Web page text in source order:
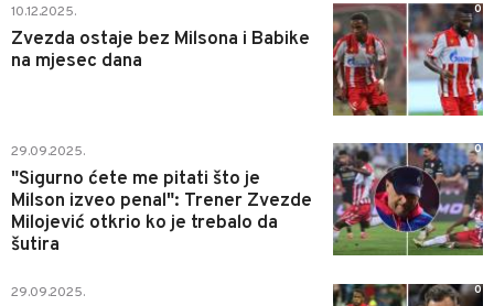
10.12.2025.
Zvezda ostaje bez Milsona i Babike
na mjesec dana
0
29.09.2025.
"Sigurno ćete me pitati što je
Milson izveo penal": Trener Zvezde
Milojević otkrio ko je trebalo da
šutira
0
29.09.2025. 0